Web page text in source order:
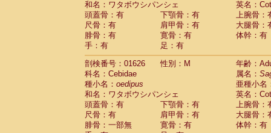
Cercopithecidae
Cercocebus
CercopithecidaeCercocebus
CercopithecidaeCercocebus
CercopithecidaeCercocebus hybrid(0)
CercopithecidaeCercocebus
CercopithecidaeLophocebus
Cercopithecidae
(0)
Cercopithecidae Papio cynocephalus
Cercopithecidae Papio hamadryas(1)
CercopithecidaePapio papio
CercopithecidaePapio
CercopithecidaeMandrillus
和名：ワタボウシパンシェ
英名：
頭蓋骨：有
下顎骨：有
上腕骨：
尺骨：有
肩甲骨：有
大腿骨：
腓骨：有
寛骨：有
体幹：有
手：有
足：有
剖検番号：01626
性別：M
年齢：
科名：Cebidae
属名：
種小名： oedipus
亜種小名
和名：ワタボウシパンシェ
英名：
頭蓋骨：有
下顎骨：有
上腕骨：
尺骨：有
肩甲骨：有
大腿骨：
腓骨：一部無
寛骨：有
体幹：有